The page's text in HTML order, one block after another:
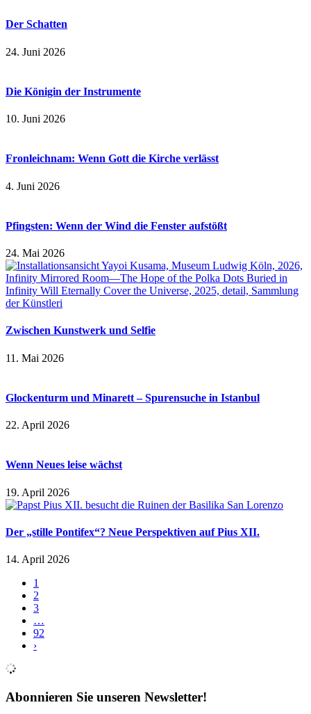
Der Schatten
24. Juni 2026
Die Königin der Instrumente
10. Juni 2026
Fronleichnam: Wenn Gott die Kirche verlässt
4. Juni 2026
Pfingsten: Wenn der Wind die Fenster aufstößt
24. Mai 2026
Zwischen Kunstwerk und Selfie
11. Mai 2026
Glockenturm und Minarett – Spurensuche in Istanbul
22. April 2026
Wenn Neues leise wächst
19. April 2026
Der „stille Pontifex“? Neue Perspektiven auf Pius XII.
14. April 2026
1
2
3
…
92
›
Abonnieren Sie unseren Newsletter!